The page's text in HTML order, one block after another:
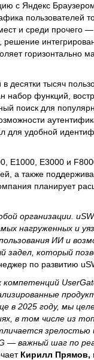
с Яндекс
пользователей
и среди прочего
решение
горизонтально
десятки тысяч
набор функций,
поиск для
для удобной
E1000, E3000 и
а также
планирует
организации.
нагруженных и
ИИ и
задел, который
по развитию
в 2025 году, мы
в том числе из
зрелостью
— важный шаг по
Кирилл Прямов,